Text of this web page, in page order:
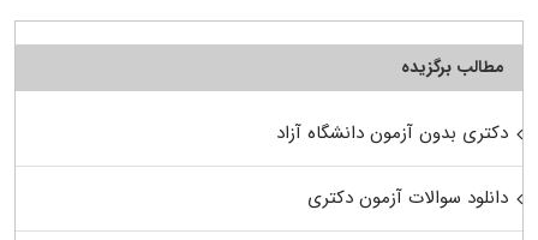
مطالب برگزیده
دکتری بدون آزمون دانشگاه آزاد
دانلود سوالات آزمون دکتری